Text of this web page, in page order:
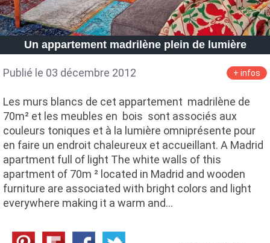
Un appartement madrilène plein de lumière
Publié le 03 décembre 2012 + infos
Les murs blancs de cet appartement madrilène de
70m² et les meubles en bois sont associés aux
couleurs toniques et à la lumière omniprésente pour
en faire un endroit chaleureux et accueillant. A Madrid
apartment full of light The white walls of this
apartment of 70m ² located in Madrid and wooden
furniture are associated with bright colors and light
everywhere making it a warm and…